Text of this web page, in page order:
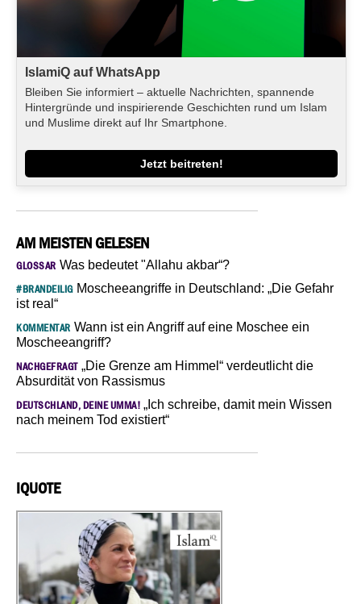
IslamiQ auf WhatsApp
Bleiben Sie informiert – aktuelle Nachrichten, spannende
Hintergründe und inspirierende Geschichten rund um Islam
und Muslime direkt auf Ihr Smartphone.
Jetzt beitreten!
AM MEISTEN GELESEN
GLOSSAR Was bedeutet "Allahu akbar“?
#BRANDEILIGMoscheeangriffe in Deutschland: „Die Gefahr
ist real“
KOMMENTAR Wann ist ein Angriff auf eine Moschee ein
Moscheeangriff?
NACHGEFRAGT„Die Grenze am Himmel“ verdeutlicht die
Absurdität von Rassismus
DEUTSCHLAND, DEINE UMMA! „Ich schreibe, damit mein Wissen
nach meinem Tod existiert“
IQUOTE